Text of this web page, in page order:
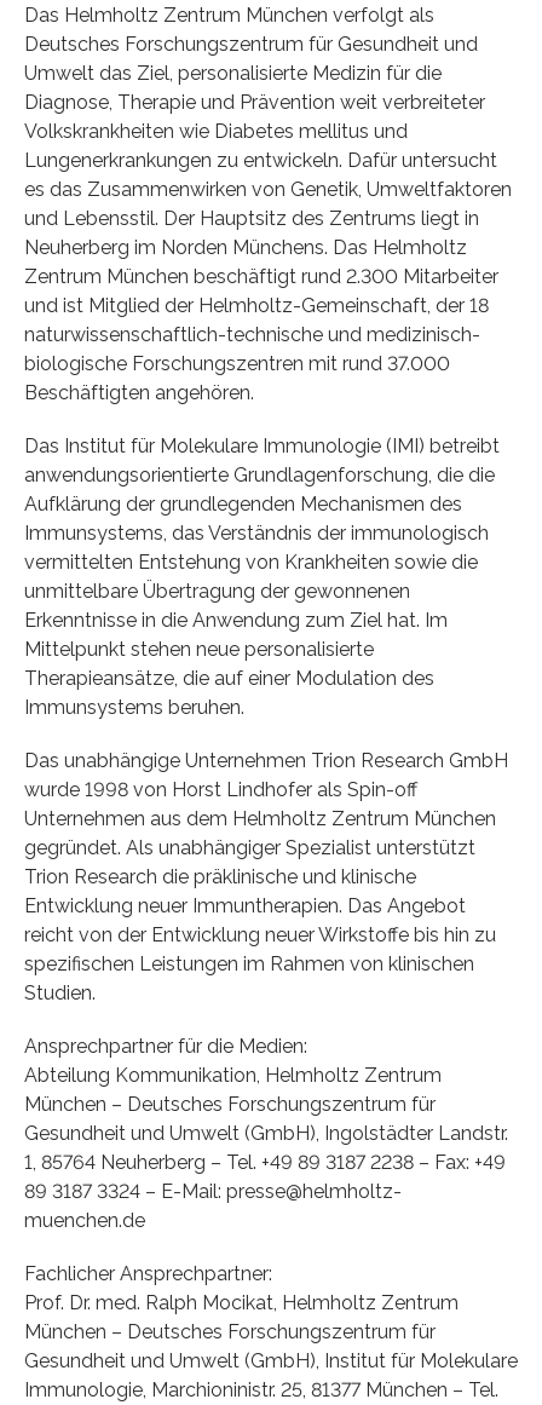
Das Helmholtz Zentrum München verfolgt als
Deutsches Forschungszentrum für Gesundheit und
Umwelt das Ziel, personalisierte Medizin für die
Diagnose, Therapie und Prävention weit verbreiteter
Volkskrankheiten wie Diabetes mellitus und
Lungenerkrankungen zu entwickeln. Dafür untersucht
es das Zusammenwirken von Genetik, Umweltfaktoren
und Lebensstil. Der Hauptsitz des Zentrums liegt in
Neuherberg im Norden Münchens. Das Helmholtz
Zentrum München beschäftigt rund 2.300 Mitarbeiter
und ist Mitglied der Helmholtz-Gemeinschaft, der 18
naturwissenschaftlich-technische und medizinisch-
biologische Forschungszentren mit rund 37.000
Beschäftigten angehören.
Das Institut für Molekulare Immunologie (IMI) betreibt
anwendungsorientierte Grundlagenforschung, die die
Aufklärung der grundlegenden Mechanismen des
Immunsystems, das Verständnis der immunologisch
vermittelten Entstehung von Krankheiten sowie die
unmittelbare Übertragung der gewonnenen
Erkenntnisse in die Anwendung zum Ziel hat. Im
Mittelpunkt stehen neue personalisierte
Therapieansätze, die auf einer Modulation des
Immunsystems beruhen.
Das unabhängige Unternehmen Trion Research GmbH
wurde 1998 von Horst Lindhofer als Spin-off
Unternehmen aus dem Helmholtz Zentrum München
gegründet. Als unabhängiger Spezialist unterstützt
Trion Research die präklinische und klinische
Entwicklung neuer Immuntherapien. Das Angebot
reicht von der Entwicklung neuer Wirkstoffe bis hin zu
spezifischen Leistungen im Rahmen von klinischen
Studien.
Ansprechpartner für die Medien:
Abteilung Kommunikation, Helmholtz Zentrum
München – Deutsches Forschungszentrum für
Gesundheit und Umwelt (GmbH), Ingolstädter Landstr.
1, 85764 Neuherberg – Tel. +49 89 3187 2238 – Fax: +49
89 3187 3324 – E-Mail: presse@helmholtz-
muenchen.de
Fachlicher Ansprechpartner:
Prof. Dr. med. Ralph Mocikat, Helmholtz Zentrum
München – Deutsches Forschungszentrum für
Gesundheit und Umwelt (GmbH), Institut für Molekulare
Immunologie, Marchioninistr. 25, 81377 München – Tel.